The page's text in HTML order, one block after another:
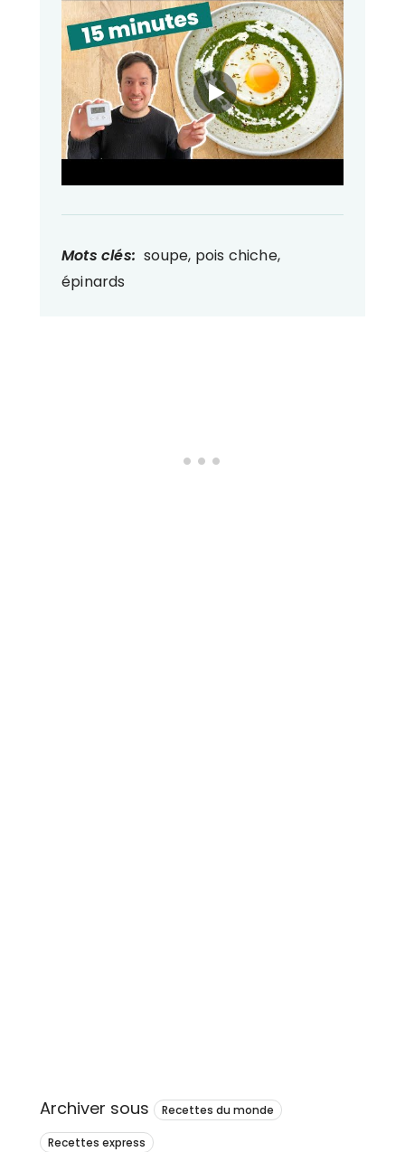
Mots clés: soupe, pois chiche,
épinards
Archiver sous Recettes du monde
Recettes express